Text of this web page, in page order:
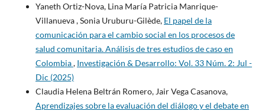
Yaneth Ortiz-Nova, Lina María Patricia Manrique-
Villanueva , Sonia Uruburu-Gilède, El papel de la
comunicación para el cambio social en los procesos de
salud comunitaria. Análisis de tres estudios de caso en
Colombia, Investigación & Desarrollo: Vol. 33 Núm. 2: Jul -
Dic (2025)
Claudia Helena Beltrán Romero, Jair Vega Casanova,
Aprendizajes sobre la evaluación del diálogo y el debate en